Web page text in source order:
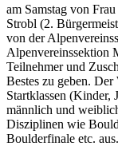
am Samstag von
Strobl (2.
von der
Alpenvereinssektion
Teilnehmer und
Bestes zu geben.
Startklassen (Kinder,
männlich und
Disziplinen wie
Boulderfinale etc. aus.